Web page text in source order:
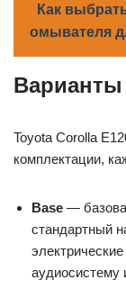
Как
омывателя
Варианты
Toyota Corolla
комплектации,
Base —
стандартный
аудиосистему